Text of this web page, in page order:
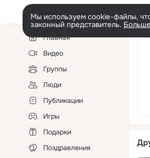
Мы используем cookie-файлы,
законный представитель.
Левая
колонкаГлавная
Видео
Группы
Люди
Публикации
Игры
Подарки
Поздравления